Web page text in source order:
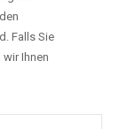
Falls Sie
Ihnen